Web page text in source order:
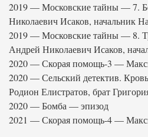
2019 — Московские тайны — 7.
Николаевич Исаков, начальник
2019 — Московские тайны — 8.
Андрей Николаевич Исаков,
2020 — Скорая помощь-3 —
2020 — Сельский детектив.
Родион Елистратов, брат
2020 — Бомба — эпизод
2021 — Скорая помощь-4 —